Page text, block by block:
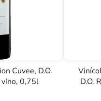
Cuvee, D.O.
víno, 0,75l
D.O.